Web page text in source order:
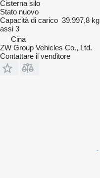
Cisterna silo
Stato nuovo
Capacità di carico 39.997,8 kg
assi 3
Cina
ZW Group Vehicles Co., Ltd.
Contattare il venditore